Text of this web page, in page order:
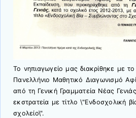
Το νηπιαγωγείο μας διακρίθηκε με
Πανελλήνιο Μαθητικό Διαγωνισμό
από τη Γενική Γραμματεία Νέας
εκστρατεία με τίτλο \"Ενδοσχολική
σχολείο\".